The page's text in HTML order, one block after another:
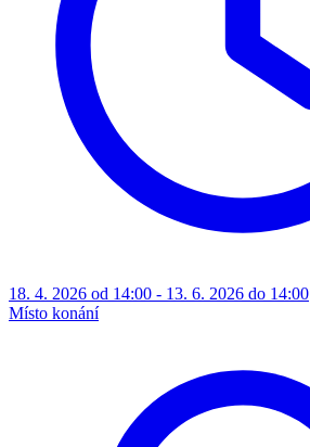
18. 4. 2026 od 14:00 - 13. 6. 2026 do 14:00
Místo konání